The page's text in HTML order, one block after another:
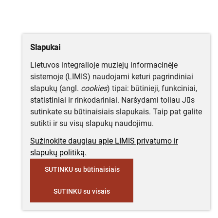
Slapukai
Lietuvos integralioje muziejų informacinėje
sistemoje (LIMIS) naudojami keturi pagrindiniai
slapukų (angl. cookies) tipai: būtinieji, funkciniai,
statistiniai ir rinkodariniai. Naršydami toliau Jūs
sutinkate su būtinaisiais slapukais. Taip pat galite
sutikti ir su visų slapukų naudojimu.
Sužinokite daugiau apie LIMIS privatumo ir
slapukų politiką.
SUTINKU su būtinaisiais
SUTINKU su visais